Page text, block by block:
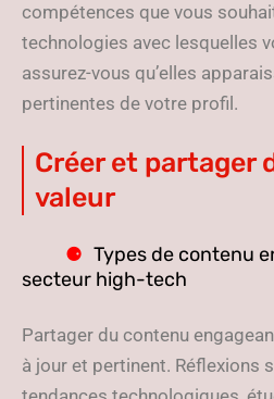
compétences que vous
technologies avec lesquelles
assurez-vous qu’elles
pertinentes de votre profil.
Créer et partager
valeur
Types de contenu
secteur high-tech
Partager du contenu
à jour et pertinent. Réflexions